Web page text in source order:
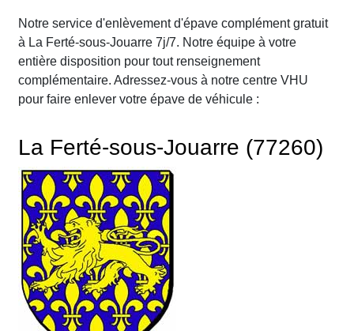
Notre service d'enlèvement d'épave complément gratuit
à La Ferté-sous-Jouarre 7j/7. Notre équipe à votre
entière disposition pour tout renseignement
complémentaire. Adressez-vous à notre centre VHU
pour faire enlever votre épave de véhicule :
La Ferté-sous-Jouarre (77260)